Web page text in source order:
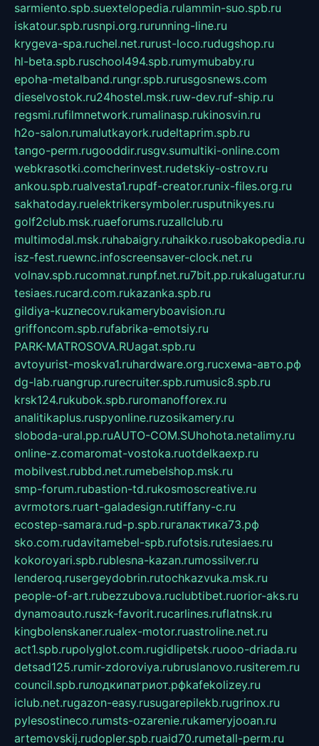
sarmiento.spb.suextelopedia.rulammin-suo.spb.ru
iskatour.spb.rusnpi.org.rurunning-line.ru
krygeva-spa.ruchel.net.rurust-loco.rudugshop.ru
hl-beta.spb.ruschool494.spb.rumymubaby.ru
epoha-metalband.rungr.spb.rurusgosnews.com
dieselvostok.ru24hostel.msk.ruw-dev.ruf-ship.ru
regsmi.rufilmnetwork.rumalinasp.rukinosvin.ru
h2o-salon.rumalutkayork.rudeltaprim.spb.ru
tango-perm.rugooddir.rusgv.sumultiki-online.com
webkrasotki.comcherinvest.rudetskiy-ostrov.ru
ankou.spb.rualvesta1.rupdf-creator.runix-files.org.ru
sakhatoday.ruelektrikersymboler.rusputnikyes.ru
golf2club.msk.ruaeforums.ruzallclub.ru
multimodal.msk.ruhabaigry.ruhaikko.rusobakopedia.ru
isz-fest.ruewnc.infoscreensaver-clock.net.ru
volnav.spb.rucomnat.runpf.net.ru7bit.pp.rukalugatur.ru
tesiaes.rucard.com.rukazanka.spb.ru
gildiya-kuznecov.rukameryboavision.ru
griffoncom.spb.rufabrika-emotsiy.ru
PARK-MATROSOVA.RUagat.spb.ru
avtoyurist-moskva1.ruhardware.org.ruсхема-авто.рф
dg-lab.ruangrup.rurecruiter.spb.rumusic8.spb.ru
krsk124.rukubok.spb.ruromanofforex.ru
analitikaplus.ruspyonline.ruzosikamery.ru
sloboda-ural.pp.ruAUTO-COM.SUhohota.netalimy.ru
online-z.comaromat-vostoka.ruotdelkaexp.ru
mobilvest.rubbd.net.rumebelshop.msk.ru
smp-forum.rubastion-td.rukosmoscreative.ru
avrmotors.ruart-galadesign.rutiffany-c.ru
ecostep-samara.rud-p.spb.ruгалактика73.рф
sko.com.rudavitamebel-spb.rufotsis.rutesiaes.ru
kokoroyari.spb.rublesna-kazan.rumossilver.ru
lenderoq.rusergeydobrin.rutochkazvuka.msk.ru
people-of-art.rubezzubova.ruclubtibet.ruorior-aks.ru
dynamoauto.ruszk-favorit.rucarlines.ruflatnsk.ru
kingbolenskaner.rualex-motor.ruastroline.net.ru
act1.spb.rupolyglot.com.rugidlipetsk.ruooo-driada.ru
detsad125.rumir-zdoroviya.rubruslanovo.rusiterem.ru
council.spb.ruлодкипатриот.рфkafekolizey.ru
iclub.net.rugazon-easy.rusugarepilekb.rugrinox.ru
pylesostineco.rumsts-ozarenie.rukameryjooan.ru
artemovskij.rudopler.spb.ruaid70.rumetall-perm.ru